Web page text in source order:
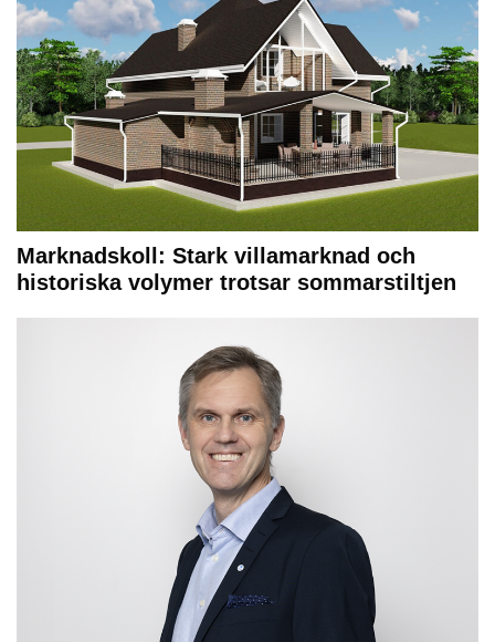
Marknadskoll: Stark villamarknad och
historiska volymer trotsar sommarstiltjen